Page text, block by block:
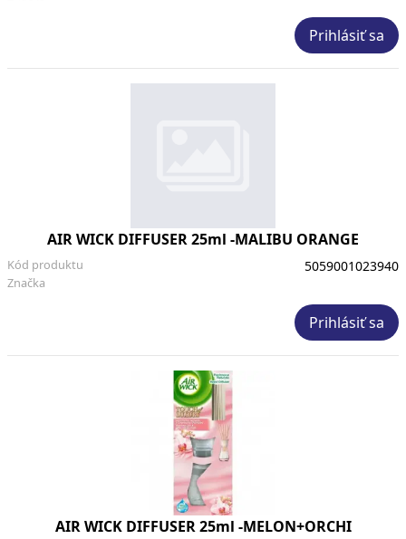
Prihlásiť sa
AIR WICK DIFFUSER 25ml -MALIBU ORANGE
Značka
Kód produktu 5059001023940
Prihlásiť sa
AIR WICK DIFFUSER 25ml -MELON+ORCHI